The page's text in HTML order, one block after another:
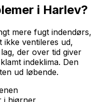
i Harlev?
mere fugt indendørs,
ikke ventileres ud,
der over tid giver
indeklima. Den
ud løbende.
i hjørner